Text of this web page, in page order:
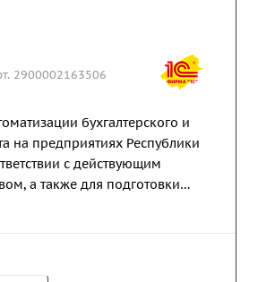
2900002163506
бухгалтерского и
на предприятиях Республики
с действующим
а также для подготовки
(регламентированной)